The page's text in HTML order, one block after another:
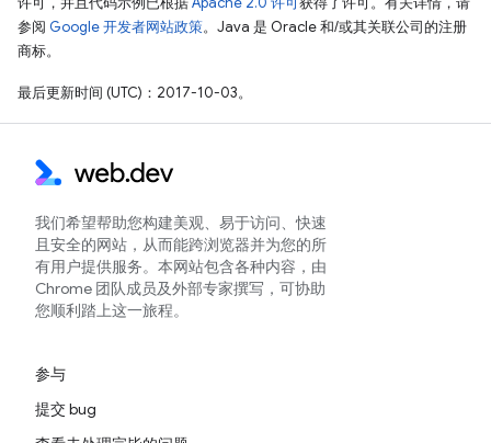
参阅 Google 开发者网站政策。Java 是 Oracle 和/或其关联公司的注册
商标。
最后更新时间 (UTC)：2017-10-03。
我们希望帮助您构建美观、易于访问、快速
且安全的网站，从而能跨浏览器并为您的所
有用户提供服务。本网站包含各种内容，由
Chrome 团队成员及外部专家撰写，可协助
您顺利踏上这一旅程。
参与
提交 bug